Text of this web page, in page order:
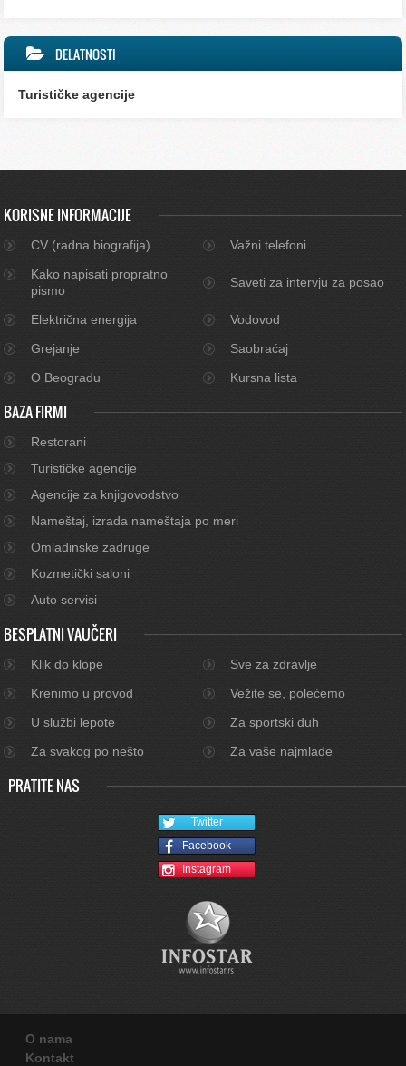
DELATNOSTI
Turističke agencije
KORISNE INFORMACIJE
CV (radna biografija)
Važni telefoni
Kako napisati propratno
pismo
Saveti za intervju za posao
Električna energija
Vodovod
Grejanje
Saobraćaj
O Beogradu
Kursna lista
BAZA FIRMI
Restorani
Turističke agencije
Agencije za knjigovodstvo
Nameštaj, izrada nameštaja po meri
Omladinske zadruge
Kozmetički saloni
Auto servisi
BESPLATNI VAUČERI
Klik do klope
Sve za zdravlje
Krenimo u provod
Vežite se, polećemo
U službi lepote
Za sportski duh
Za svakog po nešto
Za vaše najmlađe
PRATITE NAS
Twitter
Facebook
Instagram
O nama
Kontakt